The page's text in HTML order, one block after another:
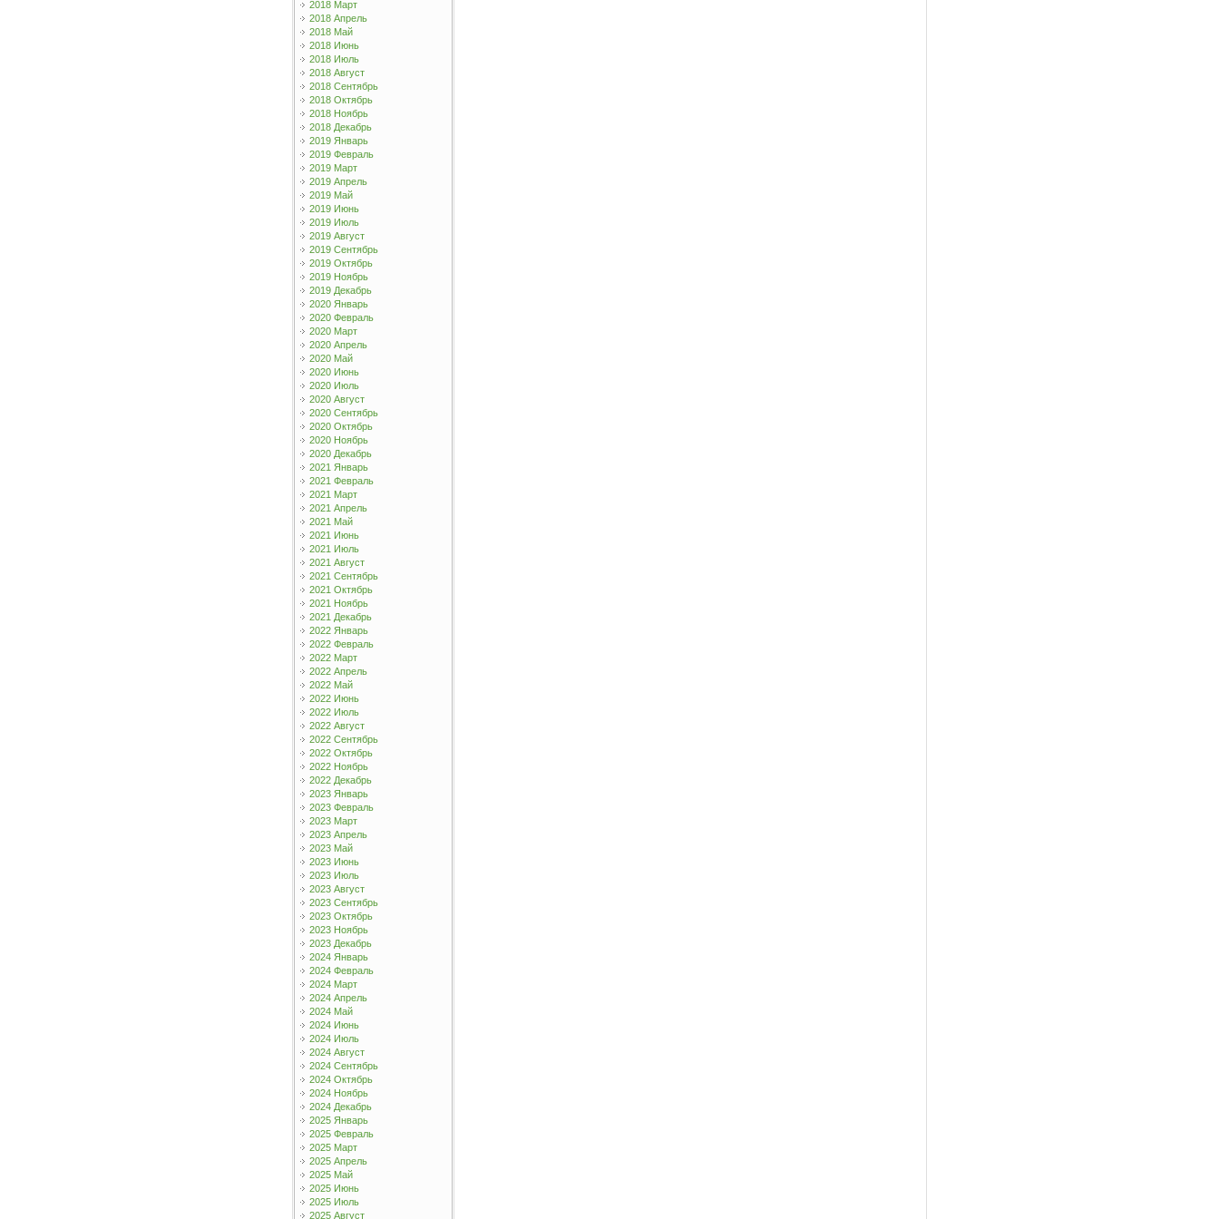
2018 Март
2018 Апрель
2018 Май
2018 Июнь
2018 Июль
2018 Август
2018 Сентябрь
2018 Октябрь
2018 Ноябрь
2018 Декабрь
2019 Январь
2019 Февраль
2019 Март
2019 Апрель
2019 Май
2019 Июнь
2019 Июль
2019 Август
2019 Сентябрь
2019 Октябрь
2019 Ноябрь
2019 Декабрь
2020 Январь
2020 Февраль
2020 Март
2020 Апрель
2020 Май
2020 Июнь
2020 Июль
2020 Август
2020 Сентябрь
2020 Октябрь
2020 Ноябрь
2020 Декабрь
2021 Январь
2021 Февраль
2021 Март
2021 Апрель
2021 Май
2021 Июнь
2021 Июль
2021 Август
2021 Сентябрь
2021 Октябрь
2021 Ноябрь
2021 Декабрь
2022 Январь
2022 Февраль
2022 Март
2022 Апрель
2022 Май
2022 Июнь
2022 Июль
2022 Август
2022 Сентябрь
2022 Октябрь
2022 Ноябрь
2022 Декабрь
2023 Январь
2023 Февраль
2023 Март
2023 Апрель
2023 Май
2023 Июнь
2023 Июль
2023 Август
2023 Сентябрь
2023 Октябрь
2023 Ноябрь
2023 Декабрь
2024 Январь
2024 Февраль
2024 Март
2024 Апрель
2024 Май
2024 Июнь
2024 Июль
2024 Август
2024 Сентябрь
2024 Октябрь
2024 Ноябрь
2024 Декабрь
2025 Январь
2025 Февраль
2025 Март
2025 Апрель
2025 Май
2025 Июнь
2025 Июль
2025 Август